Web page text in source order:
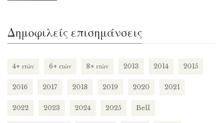
Δημοφιλείς επισημάνσεις
4+ ετών 6+ ετών 8+ ετών 2013 2014 2015
2016 2017 2018 2019 2020 2021
2022 2023 2024 2025 Bell